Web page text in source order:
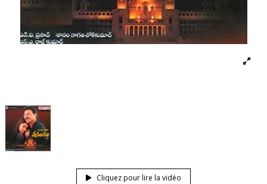
Cliquez pour lire la vidéo